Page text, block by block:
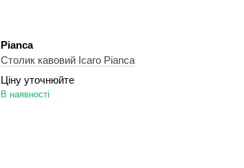
Pianca
Cтолик кавовий Icaro Pianca
Ціну уточнюйте
В наявності